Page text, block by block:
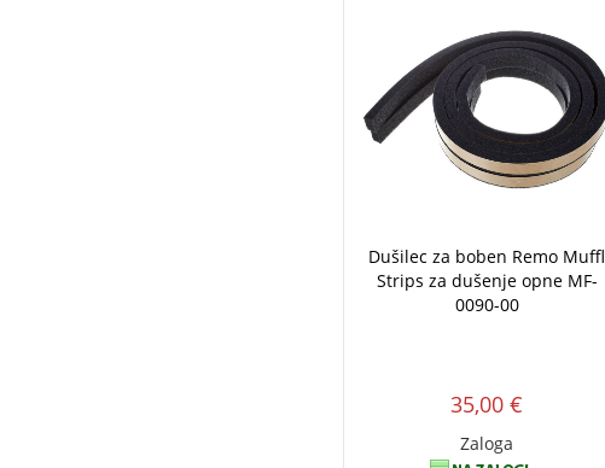
Dušilec za boben Remo Muffl
Strips za dušenje opne MF-
0090-00
35,00 €
Zaloga